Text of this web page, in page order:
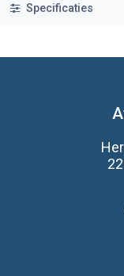
Specificaties